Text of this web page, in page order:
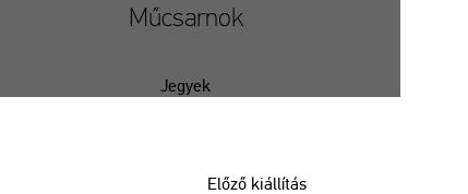
Műcsarnok
Jegyek
Előző kiállítás